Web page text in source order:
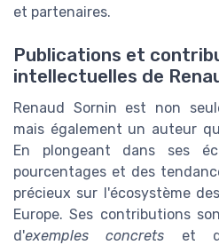
et partenaires.
Publications et
intellectuelles de
Renaud Sornin est non
mais également un auteur
En plongeant dans ses
pourcentages et des
précieux sur l'écosystème
Europe. Ses contributions
d'exemples concrets et